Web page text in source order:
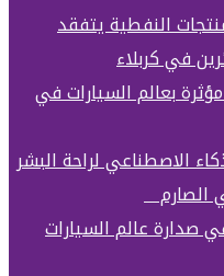
النفطية يتفقد
في كربلاء
بعالم السيارات في
الاصطناعي لراحة البشر
الصارم
صدارة عالم السيارات